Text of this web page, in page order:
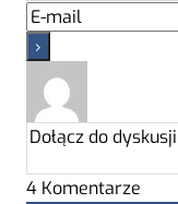
4 Komentarze